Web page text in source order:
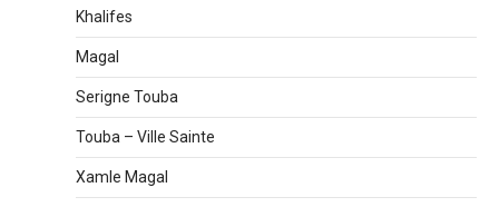
Khalifes
Magal
Serigne Touba
Touba – Ville Sainte
Xamle Magal